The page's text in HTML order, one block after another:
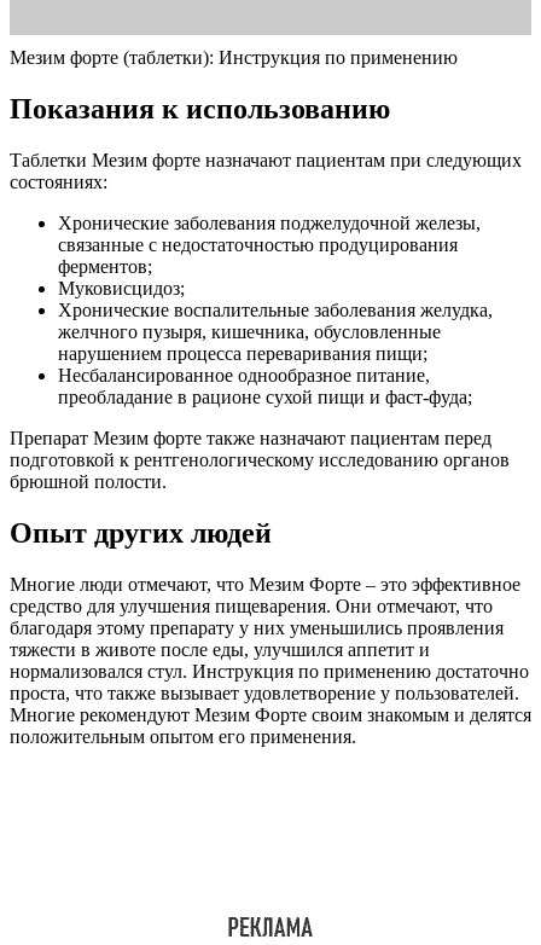
Мезим форте (таблетки): Инструкция по применению
Показания к использованию
Таблетки Мезим форте назначают пациентам при следующих
состояниях:
Хронические заболевания поджелудочной железы,
связанные с недостаточностью продуцирования
ферментов;
Муковисцидоз;
Хронические воспалительные заболевания желудка,
желчного пузыря, кишечника, обусловленные
нарушением процесса переваривания пищи;
Несбалансированное однообразное питание,
преобладание в рационе сухой пищи и фаст-фуда;
Препарат Мезим форте также назначают пациентам перед
подготовкой к рентгенологическому исследованию органов
брюшной полости.
Опыт других людей
Многие люди отмечают, что Мезим Форте – это эффективное
средство для улучшения пищеварения. Они отмечают, что
благодаря этому препарату у них уменьшились проявления
тяжести в животе после еды, улучшился аппетит и
нормализовался стул. Инструкция по применению достаточно
проста, что также вызывает удовлетворение у пользователей.
Многие рекомендуют Мезим Форте своим знакомым и делятся
положительным опытом его применения.